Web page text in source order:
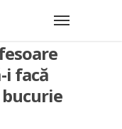
i facă
bucurie